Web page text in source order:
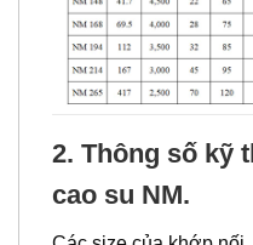
2. Thông số kỹ
cao su NM.